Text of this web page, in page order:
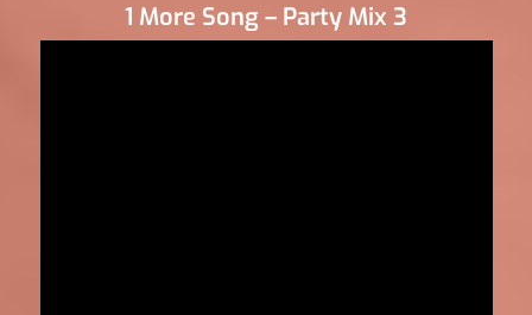
1 More Song – Party Mix 3